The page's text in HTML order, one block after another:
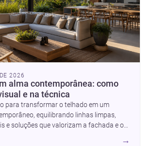
2026
alma contemporânea: como
e na técnica
para transformar o telhado em um
equilibrando linhas limpas,
e soluções que valorizam a fachada e o
→